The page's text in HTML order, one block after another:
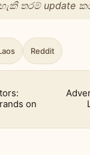
තරම් update
Reddit
on